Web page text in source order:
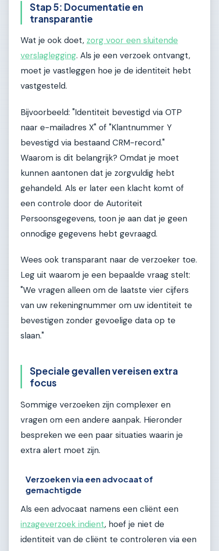
Stap 5: Documentatie en
transparantie
Wat je ook doet, zorg voor een sluitende
verslaglegging. Als je een verzoek ontvangt,
moet je vastleggen hoe je de identiteit hebt
vastgesteld.
Bijvoorbeeld: "Identiteit bevestigd via OTP
naar e-mailadres X" of "Klantnummer Y
bevestigd via bestaand CRM-record."
Waarom is dit belangrijk? Omdat je moet
kunnen aantonen dat je zorgvuldig hebt
gehandeld. Als er later een klacht komt of
een controle door de Autoriteit
Persoonsgegevens, toon je aan dat je geen
onnodige gegevens hebt gevraagd.
Wees ook transparant naar de verzoeker toe.
Leg uit waarom je een bepaalde vraag stelt:
"We vragen alleen om de laatste vier cijfers
van uw rekeningnummer om uw identiteit te
bevestigen zonder gevoelige data op te
slaan."
Speciale gevallen vereisen extra
focus
Sommige verzoeken zijn complexer en
vragen om een andere aanpak. Hieronder
bespreken we een paar situaties waarin je
extra alert moet zijn.
Verzoeken via een advocaat of
gemachtigde
Als een advocaat namens een cliënt een
inzageverzoek indient, hoef je niet de
identiteit van de cliënt te controleren via een